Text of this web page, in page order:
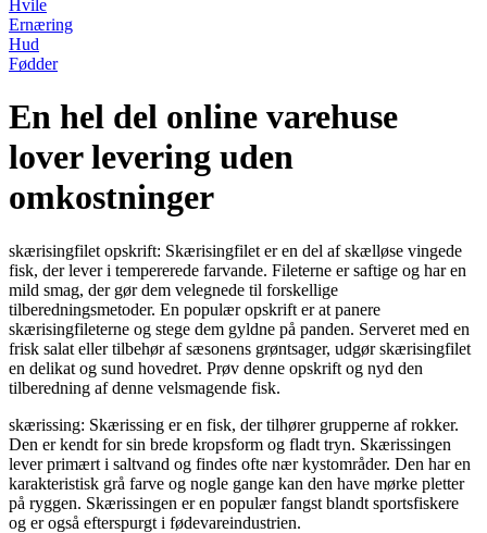
Hvile
Ernæring
Hud
Fødder
En hel del online varehuse
lover levering uden
omkostninger
skærisingfilet opskrift: Skærisingfilet er en del af skælløse vingede
fisk, der lever i tempererede farvande. Fileterne er saftige og har en
mild smag, der gør dem velegnede til forskellige
tilberedningsmetoder. En populær opskrift er at panere
skærisingfileterne og stege dem gyldne på panden. Serveret med en
frisk salat eller tilbehør af sæsonens grøntsager, udgør skærisingfilet
en delikat og sund hovedret. Prøv denne opskrift og nyd den
tilberedning af denne velsmagende fisk.
skærissing: Skærissing er en fisk, der tilhører grupperne af rokker.
Den er kendt for sin brede kropsform og fladt tryn. Skærissingen
lever primært i saltvand og findes ofte nær kystområder. Den har en
karakteristisk grå farve og nogle gange kan den have mørke pletter
på ryggen. Skærissingen er en populær fangst blandt sportsfiskere
og er også efterspurgt i fødevareindustrien.